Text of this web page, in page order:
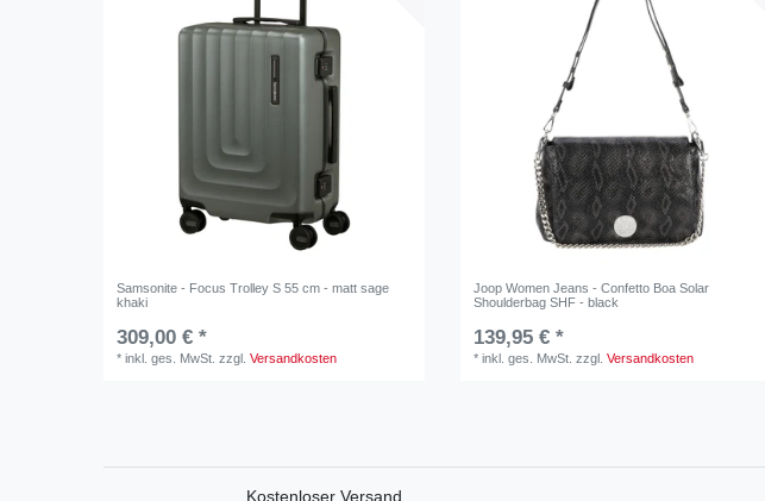
Samsonite - Focus Trolley S 55 cm - matt sage
khaki
309,00 € *
*inkl. ges. MwSt. zzgl.Versandkosten
Joop Women Jeans - Confetto Boa Solar
Shoulderbag SHF - black
139,95 € *
*inkl. ges. MwSt. zzgl.Versandkosten
Kostenloser Versand